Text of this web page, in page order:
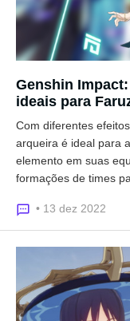
Genshin
ideais para
Com diferentes
arqueira é ideal para
elemento em suas
formações de times
• 13 dez 2022